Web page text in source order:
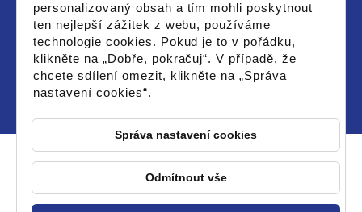
osobních údajů pro tyto účely.
© 2026 PCstorm - Všechna práva vyhrazena
personalizovaný obsah a tím mohli poskytnout
ten nejlepší zážitek z webu, používáme
technologie cookies. Pokud je to v pořádku,
klikněte na „Dobře, pokračuj“. V případě, že
chcete sdílení omezit, klikněte na „Správa
nastavení cookies“.
Správa nastavení cookies
Odmítnout vše